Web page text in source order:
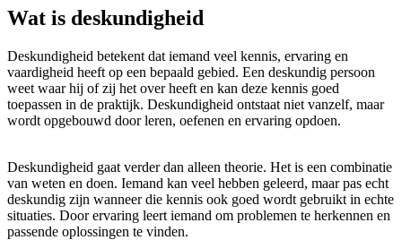
Wat is deskundigheid
Deskundigheid betekent dat iemand veel kennis, ervaring en
vaardigheid heeft op een bepaald gebied. Een deskundig persoon
weet waar hij of zij het over heeft en kan deze kennis goed
toepassen in de praktijk. Deskundigheid ontstaat niet vanzelf, maar
wordt opgebouwd door leren, oefenen en ervaring opdoen.
Deskundigheid gaat verder dan alleen theorie. Het is een combinatie
van weten en doen. Iemand kan veel hebben geleerd, maar pas echt
deskundig zijn wanneer die kennis ook goed wordt gebruikt in echte
situaties. Door ervaring leert iemand om problemen te herkennen en
passende oplossingen te vinden.